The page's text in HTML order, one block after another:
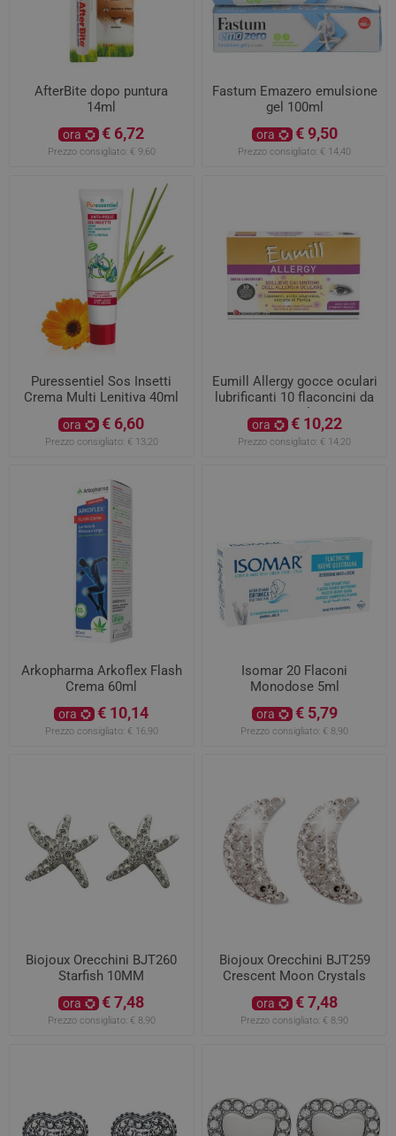
AfterBite dopo puntura
14ml
ora € 6,72
Prezzo consigliato: € 9,60
Fastum Emazero emulsione
gel 100ml
ora € 9,50
Prezzo consigliato: € 14,40
Puressentiel Sos Insetti
Crema Multi Lenitiva 40ml
ora € 6,60
Prezzo consigliato: € 13,20
Eumill Allergy gocce oculari
lubrificanti 10 flaconcini da
0,5ml
ora € 10,22
Prezzo consigliato: € 14,20
Arkopharma Arkoflex Flash
Crema 60ml
ora € 10,14
Prezzo consigliato: € 16,90
Isomar 20 Flaconi
Monodose 5ml
ora € 5,79
Prezzo consigliato: € 8,90
Biojoux Orecchini BJT260
Starfish 10MM
ora € 7,48
Prezzo consigliato: € 8,90
Biojoux Orecchini BJT259
Crescent Moon Crystals
ora € 7,48
Prezzo consigliato: € 8,90